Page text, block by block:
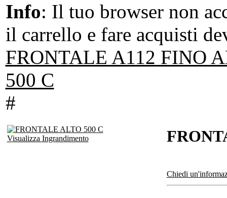
Info: Il tuo browser non
il carrello e fare acquisti
FRONTALE A112 FINO
500 C
#
Visualizza Ingrandimento
Chiedi